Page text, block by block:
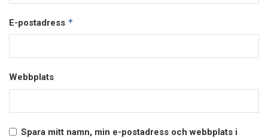
E-postadress *
Webbplats
Spara mitt namn, min e-postadress och webbplats i